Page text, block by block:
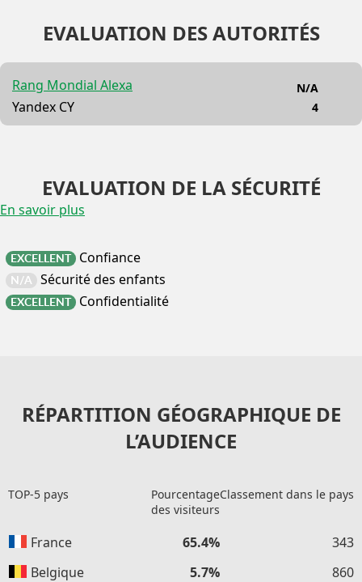
EVALUATION DES AUTORITÉS
Rang Mondial Alexa
Yandex CY
N/A
4
EVALUATION DE LA SÉCURITÉ
En savoir plus
EXCELLENT Confiance
N/A Sécurité des enfants
EXCELLENT Confidentialité
RÉPARTITION GÉOGRAPHIQUE DE
L’AUDIENCE
TOP-5 pays
Pourcentage
des visiteurs
Classement dans le pays
France 65.4%
343
Belgique
5.7%
860